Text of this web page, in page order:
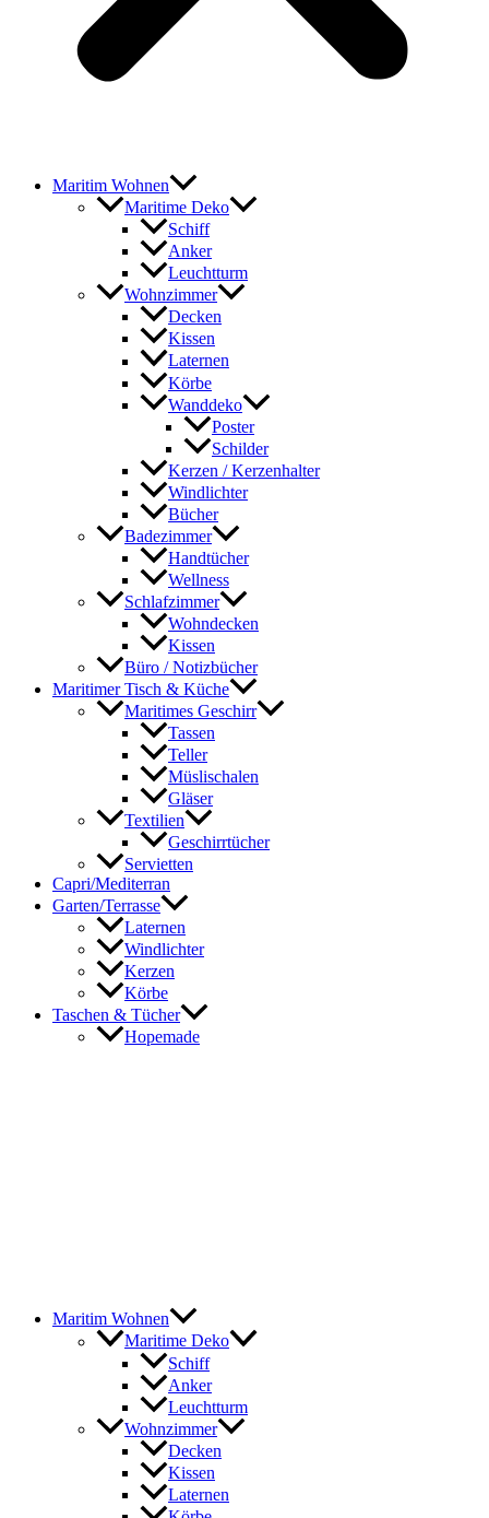
Maritim Wohnen
Maritime Deko
Schiff
Anker
Leuchtturm
Wohnzimmer
Decken
Kissen
Laternen
Körbe
Wanddeko
Poster
Schilder
Kerzen / Kerzenhalter
Windlichter
Bücher
Badezimmer
Handtücher
Wellness
Schlafzimmer
Wohndecken
Kissen
Büro / Notizbücher
Maritimer Tisch & Küche
Maritimes Geschirr
Tassen
Teller
Müslischalen
Gläser
Textilien
Geschirrtücher
Servietten
Capri/Mediterran
Garten/Terrasse
Laternen
Windlichter
Kerzen
Körbe
Taschen & Tücher
Hopemade
Maritim Wohnen
Maritime Deko
Schiff
Anker
Leuchtturm
Wohnzimmer
Decken
Kissen
Laternen